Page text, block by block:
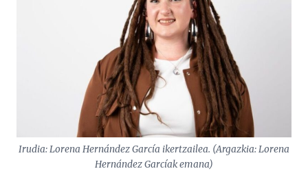
Irudia: Lorena Hernández García ikertzailea. (Argazkia: Lorena
Hernández Garcíak emana)